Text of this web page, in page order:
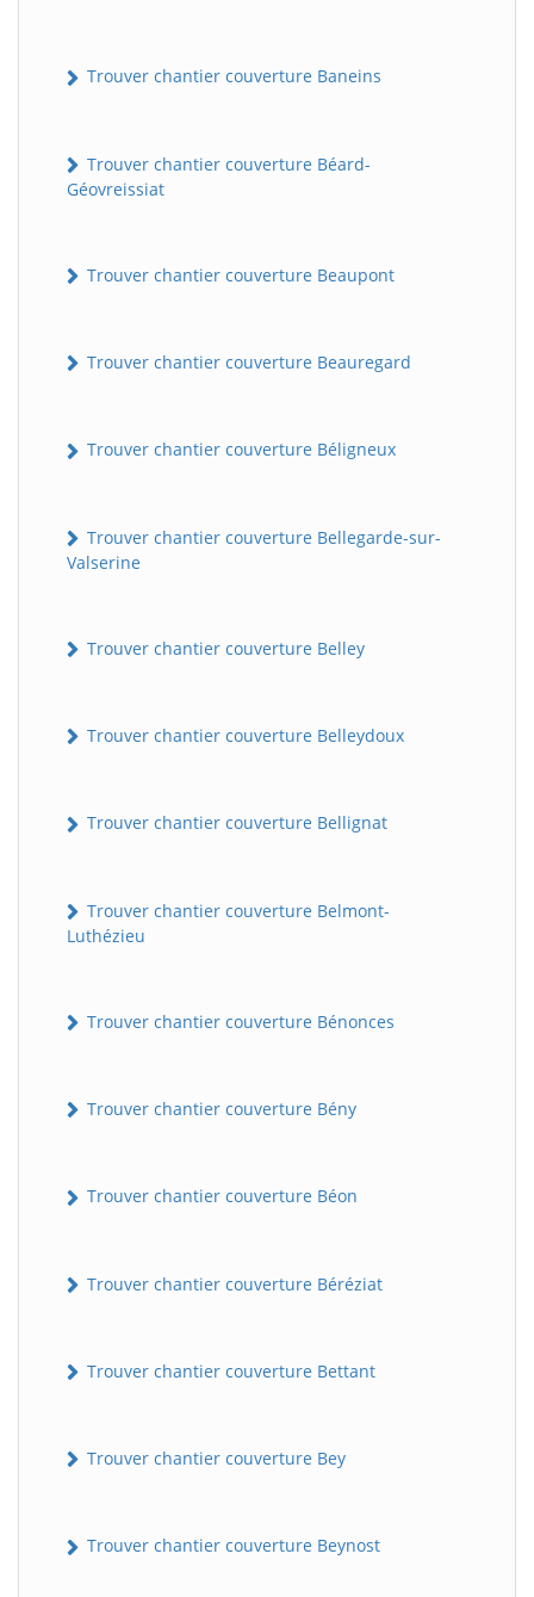
Trouver chantier couverture Baneins
Trouver chantier couverture Béard-
Géovreissiat
Trouver chantier couverture Beaupont
Trouver chantier couverture Beauregard
Trouver chantier couverture Béligneux
Trouver chantier couverture Bellegarde-sur-
Valserine
Trouver chantier couverture Belley
Trouver chantier couverture Belleydoux
Trouver chantier couverture Bellignat
Trouver chantier couverture Belmont-
Luthézieu
Trouver chantier couverture Bénonces
Trouver chantier couverture Bény
Trouver chantier couverture Béon
Trouver chantier couverture Béréziat
Trouver chantier couverture Bettant
Trouver chantier couverture Bey
Trouver chantier couverture Beynost